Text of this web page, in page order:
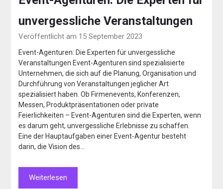
unvergessliche Veranstaltungen
Veröffentlicht am 15 September 2023
Event-Agenturen: Die Experten für unvergessliche
Veranstaltungen Event-Agenturen sind spezialisierte
Unternehmen, die sich auf die Planung, Organisation und
Durchführung von Veranstaltungen jeglicher Art
spezialisiert haben. Ob Firmenevents, Konferenzen,
Messen, Produktpräsentationen oder private
Feierlichkeiten – Event-Agenturen sind die Experten, wenn
es darum geht, unvergessliche Erlebnisse zu schaffen.
Eine der Hauptaufgaben einer Event-Agentur besteht
darin, die Vision des…
Weiterlesen